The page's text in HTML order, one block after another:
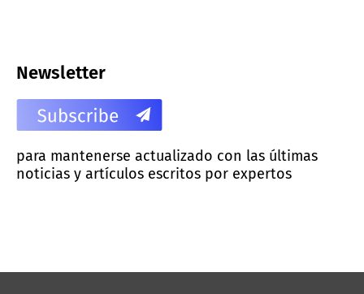
Newsletter
para mantenerse actualizado con las últimas
noticias y artículos escritos por expertos